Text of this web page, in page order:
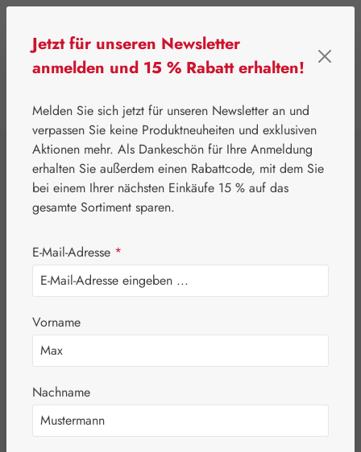
Pater Severin Naturprodukte Schönheit & Pflege
Cayennepfeffer
Salbe
Bildergalerie überspringen
Jetzt für unseren Newsletter
anmelden und 15 % Rabatt erhalten!
Melden Sie sich jetzt für unseren Newsletter an und
verpassen Sie keine Produktneuheiten und exklusiven
Aktionen mehr. Als Dankeschön für Ihre Anmeldung
erhalten Sie außerdem einen Rabattcode, mit dem Sie
bei einem Ihrer nächsten Einkäufe 15 % auf das
gesamte Sortiment sparen.
E-Mail-Adresse *
Vorname
Nachname